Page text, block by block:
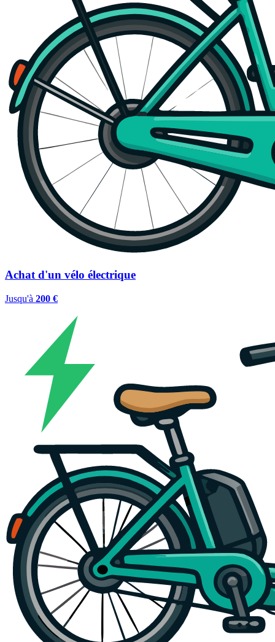
Achat d'un vélo électrique
Jusqu'à 200 €